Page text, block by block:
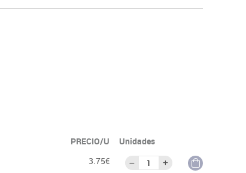
PRECIO/U
Unidades
3.75€